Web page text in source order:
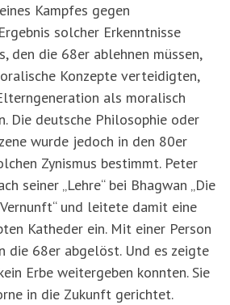
Kampfes gegen
solcher Erkenntnisse
den die 68er ablehnen müssen,
Konzepte verteidigten,
als moralisch
Die deutsche Philosophie oder
wurde jedoch in den 80er
Zynismus bestimmt. Peter
seiner „Lehre“ bei Bhagwan „Die
und leitete damit eine
Katheder ein. Mit einer Person
die 68er abgelöst. Und es zeigte
Erbe weitergeben konnten. Sie
in die Zukunft gerichtet.